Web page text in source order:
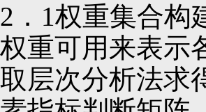
2．1权重集合构
权重可用来表示
取层次分析法求